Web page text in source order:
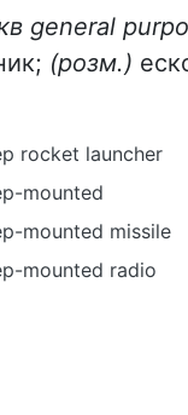
general
(розм.)
rocket launcher
mounted
mounted missile
mounted radio